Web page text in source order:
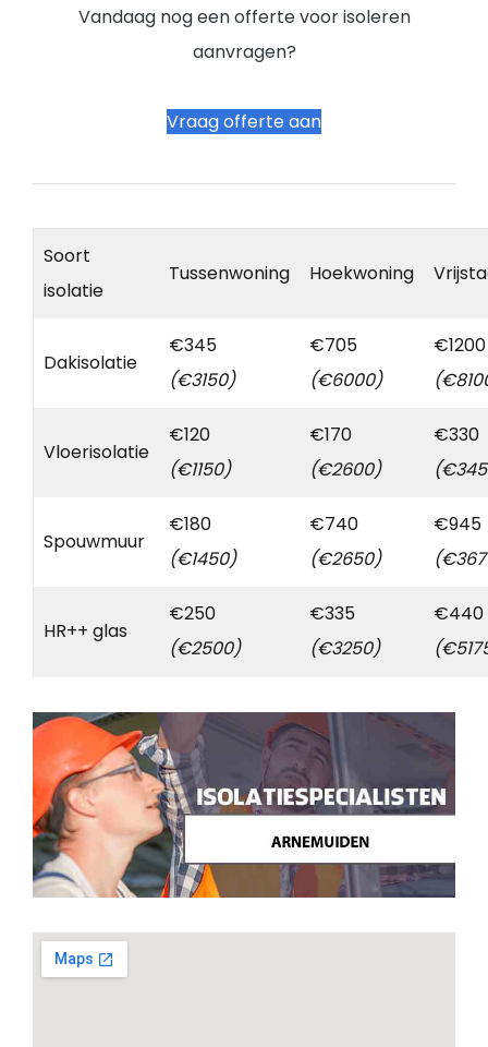
Vandaag nog een offerte voor isoleren
aanvragen?
Vraag offerte aan
Soort
isolatie
Tussenwoning Hoekwoning
Dakisolatie
€345
(€3150)
€705
(€6000)
€1200
Vloerisolatie
€120
(€1150)
€170
(€2600)
€330
Spouwmuur
€180
(€1450)
€740
(€2650)
€945
HR++ glas
€250
(€2500)
€335
(€3250)
€440